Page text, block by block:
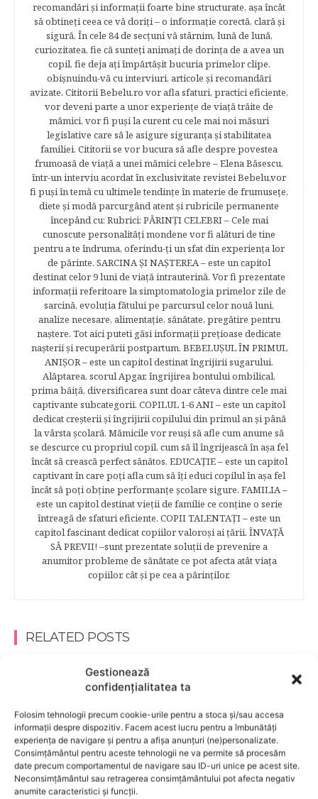
Gestionează
confidențialitatea ta
Folosim tehnologii precum cookie-urile pentru a stoca și/sau accesa
informații despre dispozitiv. Facem acest lucru pentru a îmbunătăți
experiența de navigare și pentru a afișa anunțuri (ne)personalizate.
Consimțământul pentru aceste tehnologii ne va permite să procesăm
date precum comportamentul de navigare sau ID-uri unice pe acest site.
Neconsimțământul sau retragerea consimțământului pot afecta negativ
anumite caracteristici și funcții.
recomandări şi informaţii foarte bine structurate, aşa încât
să obtineţi ceea ce vă doriţi – o informaţie corectă, clară şi
sigură. În cele 84 de secțuni vă stârnim, lună de lună,
curiozitatea, fie că sunteţi animaţi de dorinţa de a avea un
copil, fie deja aţi împărtăşit bucuria primelor clipe,
obişnuindu-vă cu interviuri, articole şi recomandări
avizate. Cititorii Bebelu.ro vor afla sfaturi, practici eficiente,
vor deveni parte a unor experienţe de viaţă trăite de
mămici, vor fi puşi la curent cu cele mai noi măsuri
legislative care să le asigure siguranţa şi stabilitatea
familiei. Cititorii se vor bucura să afle despre povestea
frumoasă de viață a unei mămici celebre – Elena Băsescu,
într-un interviu acordat în exclusivitate revistei Bebelu,vor
fi puşi în temă cu ultimele tendinţe în materie de frumuseţe,
diete şi modă parcurgând atent şi rubricile permanente
începând cu: Rubrici: PĂRINŢI CELEBRI – Cele mai
cunoscute personalităţi mondene vor fi alături de tine
pentru a te îndruma, oferindu-ţi un sfat din experienţa lor
de părinte. SARCINA ŞI NAŞTEREA – este un capitol
destinat celor 9 luni de viaţă intrauterină. Vor fi prezentate
informaţii referitoare la simptomatologia primelor zile de
sarcină, evoluţia fătului pe parcursul celor nouă luni,
analize necesare, alimentaţie, sănătate, pregătire pentru
naştere. Tot aici puteti găsi informaţii preţioase dedicate
naşterii şi recuperării postpartum. BEBELUŞUL ÎN PRIMUL
ANIŞOR – este un capitol destinat îngrijirii sugarului.
Alăptarea, scorul Apgar, îngrijirea bontului ombilical,
prima băiţă, diversificarea sunt doar câteva dintre cele mai
captivante subcategorii. COPILUL 1-6 ANI – este un capitol
dedicat creşterii şi îngrijirii copilului din primul an şi până
la vârsta şcolară. Mămicile vor reuşi să afle cum anume să
se descurce cu propriul copil, cum să îl îngrijească în aşa fel
încât să crească perfect sănătos. EDUCAŢIE – este un capitol
captivant în care poţi afla cum să îţi educi copilul în aşa fel
încât să poţi obţine performanţe şcolare sigure. FAMILIA –
este un capitol destinat vieţii de familie ce conţine o serie
întreagă de sfaturi eficiente. COPII TALENTAŢI – este un
capitol fascinant dedicat copiilor valoroși ai țării. ÎNVAŢĂ
SĂ PREVII! –sunt prezentate soluţii de prevenire a
anumitor probleme de sănătate ce pot afecta atât viaţa
copiilor, cât şi pe cea a părinţilor.
RELATED POSTS